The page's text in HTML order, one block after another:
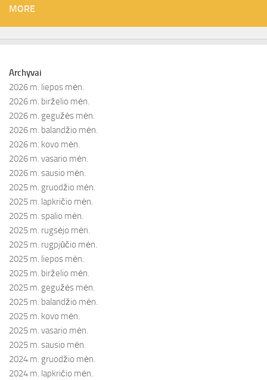
MORE
Archyvai
2026 m. liepos mėn.
2026 m. birželio mėn.
2026 m. gegužės mėn.
2026 m. balandžio mėn.
2026 m. kovo mėn.
2026 m. vasario mėn.
2026 m. sausio mėn.
2025 m. gruodžio mėn.
2025 m. lapkričio mėn.
2025 m. spalio mėn.
2025 m. rugsėjo mėn.
2025 m. rugpjūčio mėn.
2025 m. liepos mėn.
2025 m. birželio mėn.
2025 m. gegužės mėn.
2025 m. balandžio mėn.
2025 m. kovo mėn.
2025 m. vasario mėn.
2025 m. sausio mėn.
2024 m. gruodžio mėn.
2024 m. lapkričio mėn.